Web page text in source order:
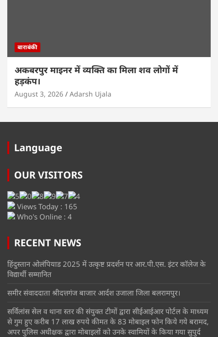
बाराबंकी
अकबरपुर माइनर में व्यक्ति का मिला शव लोगों में
हड़कंप।
August 3, 2026 Adarsh Ujala
Language
OUR VISITORS
Views Today : 165
Who's Online : 4
RECENT NEWS
हिंदुस्तान ओलंपियाड 2025 में उत्कृष्ट प्रदर्शन पर आर.पी.एस. इंटर कॉलेज के
विद्यार्थी सम्मानित
समीर संवाददाता श्रीदत्तगंज बाजार आर्दश उजाला जिला बलरामपुर।
सर्विलांस सेल व थाना स्तर की संयुक्त टीमों द्वारा सीईआईआर पोर्टल के माध्यम
से गुम हुए करीब 17 लाख रुपये कीमत के 83 मोबाइल फोन किये गये बरामद,
अपर पुलिस अधीक्षक द्वारा मोबाइलों को उनके स्वामियों के किया गया सुपुर्द